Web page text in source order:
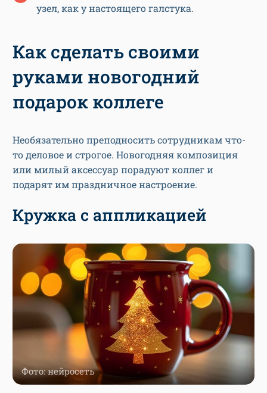
узел, как у настоящего галстука.
Как сделать своими
руками новогодний
подарок коллеге
Необязательно преподносить сотрудникам что-
то деловое и строгое. Новогодняя композиция
или милый аксессуар порадуют коллег и
подарят им праздничное настроение.
Кружка с аппликацией
Фото: нейросеть